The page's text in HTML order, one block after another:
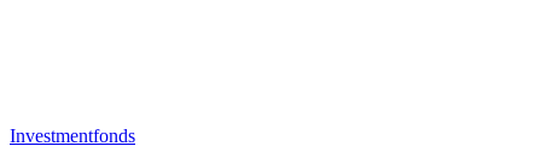
Investmentfonds